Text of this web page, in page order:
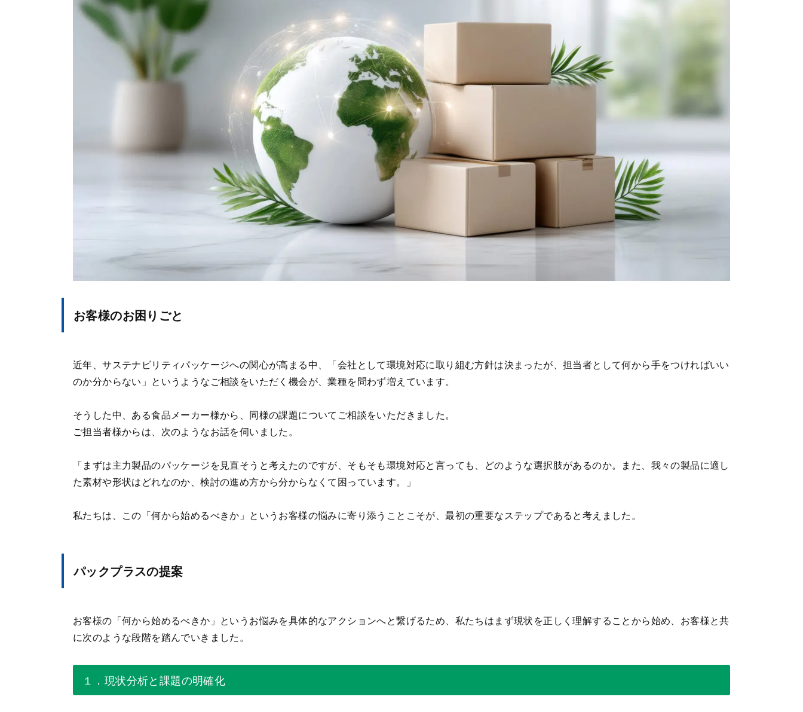
お客様のお困りごと
近年、サステナビリティパッケージへの関心が高まる中、「会社として環境対応に取り組む方針は決まったが、担当者として何から手をつければいい
のか分からない」というようなご相談をいただく機会が、業種を問わず増えています。
そうした中、ある食品メーカー様から、同様の課題についてご相談をいただきました。
ご担当者様からは、次のようなお話を伺いました。
「まずは主力製品のパッケージを見直そうと考えたのですが、そもそも環境対応と言っても、どのような選択肢があるのか。また、我々の製品に適し
た素材や形状はどれなのか、検討の進め方から分からなくて困っています。」
私たちは、この「何から始めるべきか」というお客様の悩みに寄り添うことこそが、最初の重要なステップであると考えました。
パックプラスの提案
お客様の「何から始めるべきか」というお悩みを具体的なアクションへと繋げるため、私たちはまず現状を正しく理解することから始め、お客様と共
に次のような段階を踏んでいきました。
１．現状分析と課題の明確化